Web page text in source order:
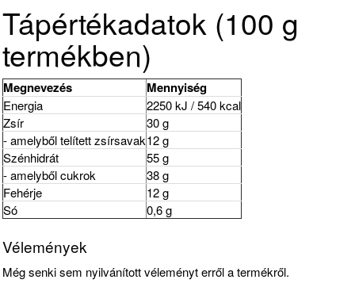
Tápértékadatok (100 g
termékben)
Megnevezés Mennyiség
Energia
2250 kJ / 540 kcal
Zsír
30 g
- amelyből telített zsírsavak12 g
Szénhidrát
55 g
- amelyből cukrok
38 g
Fehérje
12 g
Só
0,6 g
Vélemények
Még senki sem nyilvánított véleményt erről a termékről.